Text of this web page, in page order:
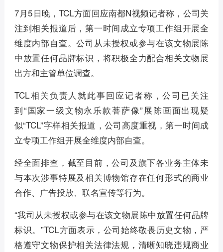
7月5日晚，TCL方面回应南都N视频记者称，公司关
注到相关报道后，第一时间成立专项工作组开展全
维度内部自查。公司从未授权或参与在该文物展陈
中放置任何品牌标识，将积极全力配合相关文物展
出方和主管单位调查。
TCL相关负责人就此事回应记者称，公司已关注
到“国家一级文物永乐款菩萨像”展陈画面出现疑
似“TCL”字样相关报道，公司高度重视，第一时间成
立专项工作组开展全维度内部自查。
经全面排查，截至目前，公司及旗下各业务主体未
与本次涉事特展及相关博物馆存在任何形式的商业
合作、广告投放、联名宣传等行为。
“我司从未授权或参与在该文物展陈中放置任何品牌
标识。”TCL方面表示，公司始终敬畏历史文物，严
格遵守文物保护相关法律法规，清晰知晓违规商业